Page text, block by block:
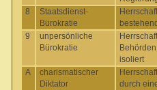
8
Staatsdienst-
Bürokratie
9
unpersönliche
Bürokratie
isoliert
A
charismatischer
Diktator
durch